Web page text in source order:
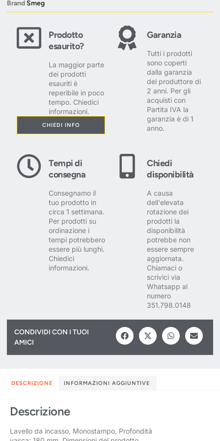
BrandSmeg
Prodotto
esaurito?
La maggior parte
dei prodotti
esauriti è
reperibile in poco
tempo. Chiedici
informazioni.
CHIEDI INFO
Garanzia
Tutti i prodotti
sono coperti
dalla garanzia
del produttore di
2 anni. Per gli
acquisti con
Partita IVA la
garanzia è di 1
anno.
Tempi di
consegna
Consegnamo il
tuo prodotto in
circa 1 settimana.
Per prodotti su
ordinazione i
tempi potrebbero
essere più lunghi.
Chiedici
informazioni.
Chiedi
disponibilità
A causa
dell'elevata
rotazione dei
prodotti la
disponibilità
potrebbe non
essere sempre
aggiornata.
Chiamaci o
scrivici via
Whatsapp al
numero
351.798.0148
CONDIVIDI CON I TUOI
AMICI
DESCRIZIONE INFORMAZIONI AGGIUNTIVE
Descrizione
Lavello da incasso, Monostampo, Profondità